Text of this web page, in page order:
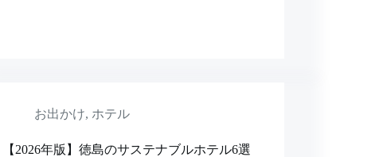
お出かけ, ホテル
【2026年版】徳島のサステナブルホテル6選